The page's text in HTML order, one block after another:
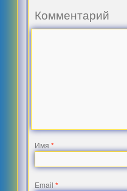
Комментарий
Имя*
Email*